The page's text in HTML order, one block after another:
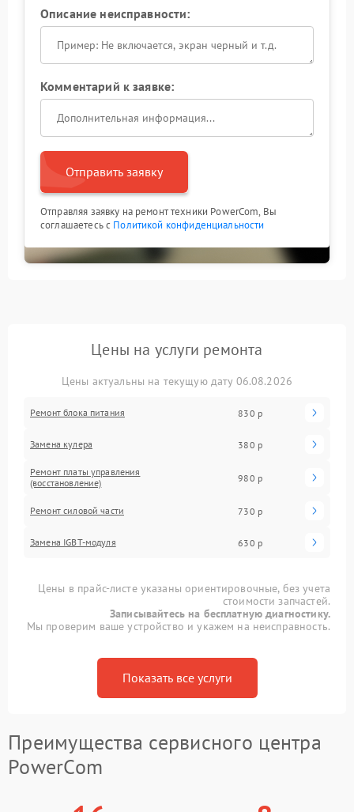
Описание неисправности:
Комментарий к заявке:
Отправить заявку
Отправляя заявку на ремонт техники PowerCom, Вы
соглашаетесь с Политикой конфиденциальности
Цены на услуги ремонта
Цены актуальны на текущую дату 06.08.2026
Ремонт блока питания 830 р
Замена кулера 380 р
Ремонт платы управления
(восстановление)
980 р
Ремонт силовой части 730 р
Замена IGBT-модуля 630 р
Цены в прайс-листе указаны ориентировочные, без учета
стоимости запчастей.
Записывайтесь на бесплатную диагностику.
Мы проверим ваше устройство и укажем на неисправность.
Показать все услуги
Преимущества сервисного центра
PowerCom